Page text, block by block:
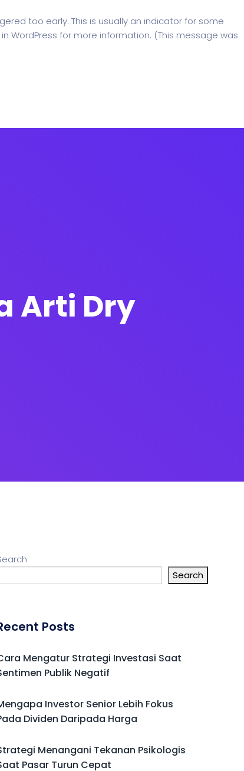
too early. This is usually an indicator for some
WordPress for more information. (This message was
Arti Dry
Search
Posts
Mengatur Strategi Investasi Saat
Publik Negatif
Investor Senior Lebih Fokus
Dividen Daripada Harga
Menangani Tekanan Psikologis
Pasar Turun Cepat